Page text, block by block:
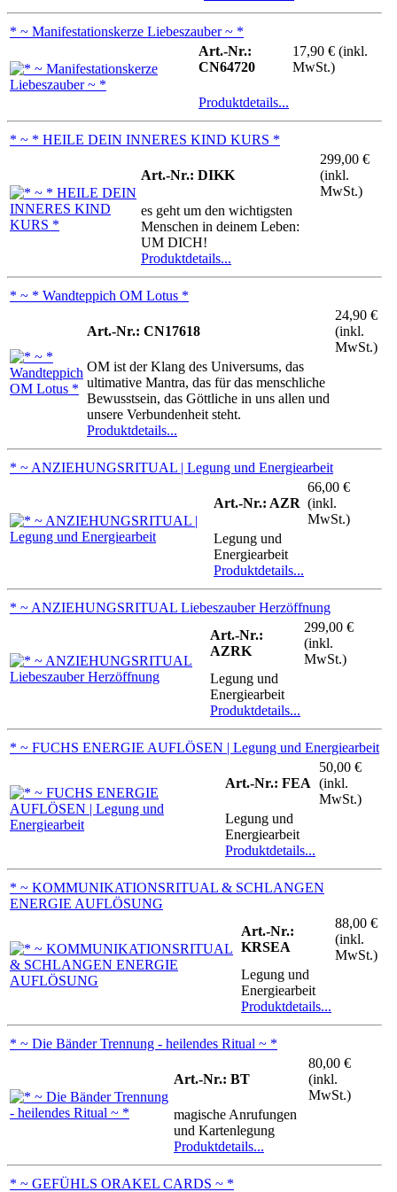
* ~ Manifestationskerze Liebeszauber ~ *
Art.-Nr.:
CN64720
17,90 € (inkl.
MwSt.)
Produktdetails...
* ~ * HEILE DEIN INNERES KIND KURS *
Art.-Nr.: DIKK
299,00 €
(inkl.
MwSt.)
es geht um den wichtigsten
Menschen in deinem Leben:
UM DICH!
Produktdetails...
* ~ * Wandteppich OM Lotus *
Art.-Nr.: CN17618
24,90 €
(inkl.
MwSt.)
OM ist der Klang des Universums, das
ultimative Mantra, das für das menschliche
Bewusstsein, das Göttliche in uns allen und
unsere Verbundenheit steht.
Produktdetails...
* ~ ANZIEHUNGSRITUAL | Legung und Energiearbeit
Art.-Nr.: AZR
66,00 €
(inkl.
MwSt.)
Legung und
Energiearbeit
Produktdetails...
* ~ ANZIEHUNGSRITUAL Liebeszauber Herzöffnung
Art.-Nr.:
AZRK
299,00 €
(inkl.
MwSt.)
Legung und
Energiearbeit
Produktdetails...
* ~ FUCHS ENERGIE AUFLÖSEN | Legung und Energiearbeit
Art.-Nr.: FEA
50,00 €
(inkl.
MwSt.)
Legung und
Energiearbeit
Produktdetails...
* ~ KOMMUNIKATIONSRITUAL & SCHLANGEN
ENERGIE AUFLÖSUNG
Art.-Nr.:
KRSEA
88,00 €
(inkl.
MwSt.)
Legung und
Energiearbeit
Produktdetails...
* ~ Die Bänder Trennung - heilendes Ritual ~ *
Art.-Nr.: BT
80,00 €
(inkl.
MwSt.)
magische Anrufungen
und Kartenlegung
Produktdetails...
* ~ GEFÜHLS ORAKEL CARDS ~ *